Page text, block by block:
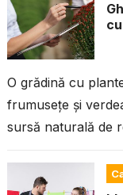
O grădină cu
frumusețe și
sursă naturală de